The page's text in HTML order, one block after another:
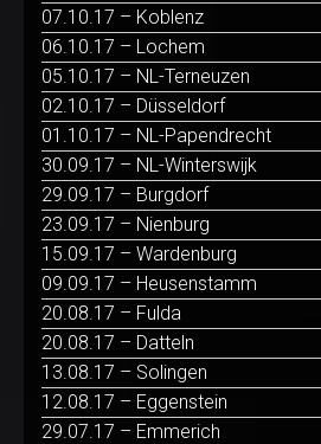
07.10.17 – Koblenz
06.10.17 – Lochem
05.10.17 – NL-Terneuzen
02.10.17 – Düsseldorf
01.10.17 – NL-Papendrecht
30.09.17 – NL-Winterswijk
29.09.17 – Burgdorf
23.09.17 – Nienburg
15.09.17 – Wardenburg
09.09.17 – Heusenstamm
20.08.17 – Fulda
20.08.17 – Datteln
13.08.17 – Solingen
12.08.17 – Eggenstein
29.07.17 – Emmerich